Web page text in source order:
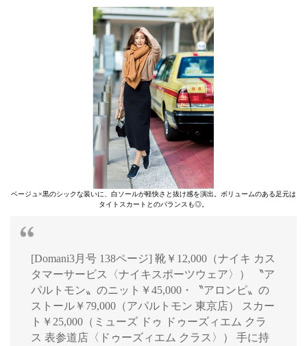
ベージュ×黒のシックな装いに、白ソールが軽快さと抜け感を演出。ボリュームのある足元は
タイトスカートとのバランスも◎。
[Domani3月号 138ページ] 靴￥12,000（ナイキ カス
タマーサービス〈ナイキスポーツウェア〉） 〝ア
パルトモン〟のニット￥45,000・〝アロンピ〟の
ストール￥79,000（アパルトモン 東京店） スカー
ト￥25,000（ミューズ ドゥ ドゥーズィエム クラ
ス 表参道店〈ドゥーズィエム クラス〉） 手に持